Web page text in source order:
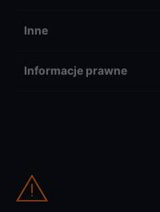
Inne
Informacje prawne